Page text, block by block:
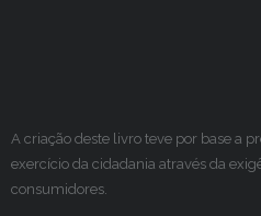
A criação deste livro teve por base a
exercício da cidadania através da
consumidores.